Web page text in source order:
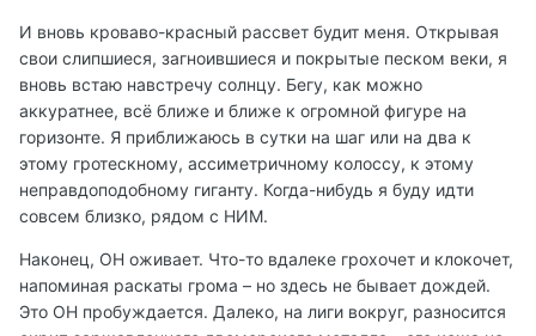
И вновь кроваво-красный рассвет будит меня. Открывая
свои слипшиеся, загноившиеся и покрытые песком веки, я
вновь встаю навстречу солнцу. Бегу, как можно
аккуратнее, всё ближе и ближе к огромной фигуре на
горизонте. Я приближаюсь в сутки на шаг или на два к
этому гротескному, ассиметричному колоссу, к этому
неправдоподобному гиганту. Когда-нибудь я буду идти
совсем близко, рядом с НИМ.
Наконец, ОН оживает. Что-то вдалеке грохочет и клокочет,
напоминая раскаты грома – но здесь не бывает дождей.
Это ОН пробуждается. Далеко, на лиги вокруг, разносится